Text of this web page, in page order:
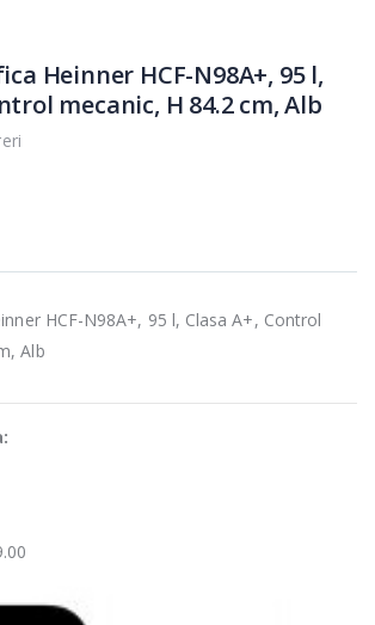
Heinner HCF-N98A+, 95 l,
mecanic, H 84.2 cm, Alb
HCF-N98A+, 95 l, Clasa A+, Control
Alb
filtru
...
tocat
...
bucatarie
Heinner ...